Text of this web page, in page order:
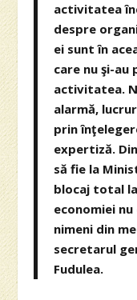
activitatea
despre
ei sunt în
care nu şi-
activitatea.
alarmă,
prin
expertiză.
să fie la
blocaj total
economiei
nimeni din
secretarul
Fudulea.